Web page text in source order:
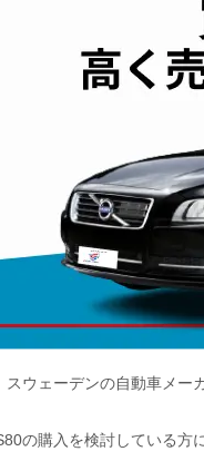
スウェーデンの自動車メー
の購入を検討している方